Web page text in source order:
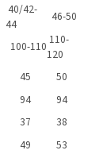
40/42-
44
46-50
100-110 110-
120
45
50
94
94
37
38
49 53